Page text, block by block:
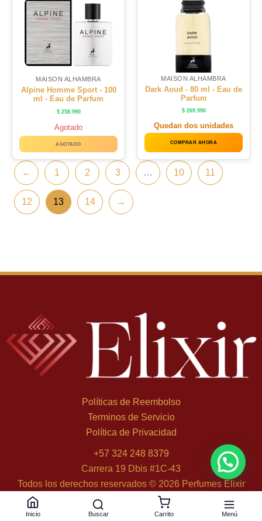
MAISON ALHAMBRA
Alpine Homme Sport - 100
ml - Eau de Parfum
$258.990
Agotado
AGOTADO
MAISON ALHAMBRA
Dark Aoud - 80 ml - Eau de
Parfum
$269.990
Quedan dos unidades
COMPRAR AHORA
← 1 2 3 … 10 11
12 13 14 →
Políticas de Reembolso
Terminos de Servicio
Política de Privacidad
+57 324 248 8379
Carrera 19 Dbis #1C-43
Todos los derechos reservados © 2026 Perfumes Elixir
Inicio Buscar Carrito Menú